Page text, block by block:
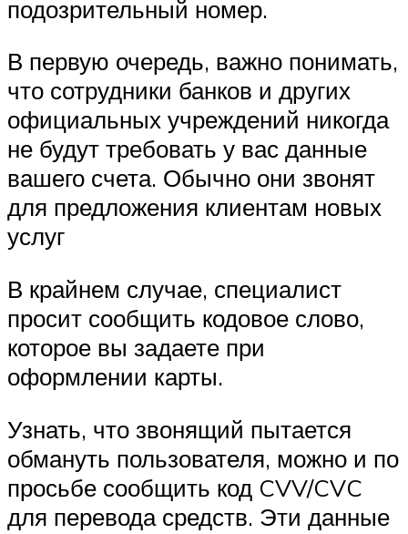
подозрительный номер.
В первую очередь, важно понимать,
что сотрудники банков и других
официальных учреждений никогда
не будут требовать у вас данные
вашего счета. Обычно они звонят
для предложения клиентам новых
услуг
В крайнем случае, специалист
просит сообщить кодовое слово,
которое вы задаете при
оформлении карты.
Узнать, что звонящий пытается
обмануть пользователя, можно и по
просьбе сообщить код CVV/CVC
для перевода средств. Эти данные